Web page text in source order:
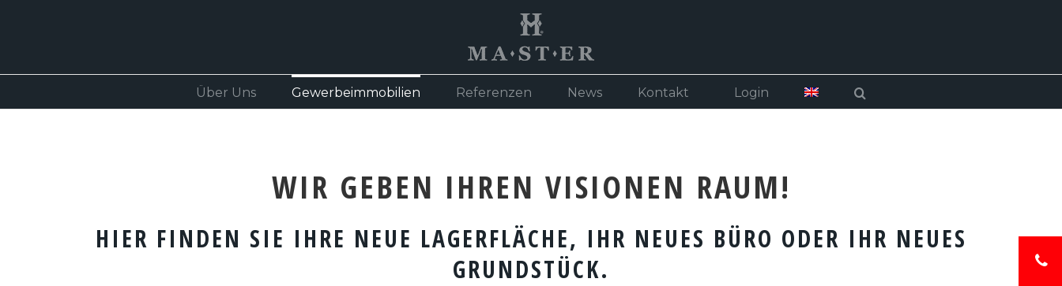
Über Uns Gewerbeimmobilien Referenzen News Kontakt Login
WIR GEBEN IHREN VISIONEN RAUM!
HIER FINDEN SIE IHRE NEUE LAGERFLÄCHE, IHR NEUES BÜRO ODER IHR NEUES
GRUNDSTÜCK.